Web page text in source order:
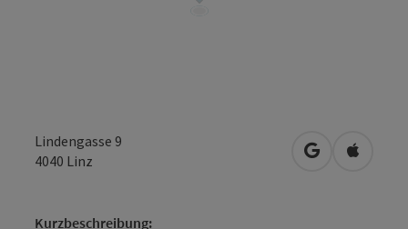
Lindengasse 9
4040 Linz in Google
in
Kurzbeschreibung: